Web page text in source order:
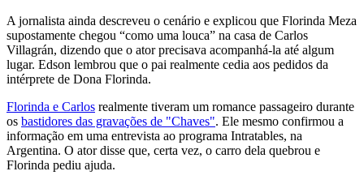
A jornalista ainda descreveu o cenário e explicou que Florinda Meza
supostamente chegou “como uma louca” na casa de Carlos
Villagrán, dizendo que o ator precisava acompanhá-la até algum
lugar. Edson lembrou que o pai realmente cedia aos pedidos da
intérprete de Dona Florinda.
Florinda e Carlos realmente tiveram um romance passageiro durante
os bastidores das gravações de "Chaves". Ele mesmo confirmou a
informação em uma entrevista ao programa Intratables, na
Argentina. O ator disse que, certa vez, o carro dela quebrou e
Florinda pediu ajuda.